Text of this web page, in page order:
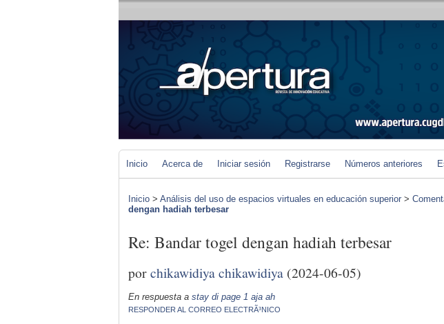
Inicio Acerca de Iniciar sesión Registrarse Números anteriores
Inicio > Análisis del uso de espacios virtuales en educación superior >
dengan hadiah terbesar
Re: Bandar togel dengan hadiah terbesar
porchikawidiya chikawidiya (2024-06-05)
En respuesta a stay di page 1 aja ah
RESPONDER AL CORREO ELECTRÃ³NICO